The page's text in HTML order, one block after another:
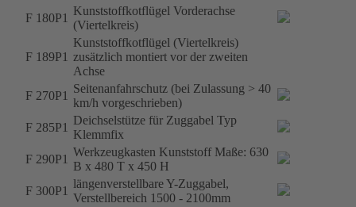
F 180P1
Kunststoffkotflügel Vorderachse
(Viertelkreis)
F 189P1
Kunststoffkotflügel (Viertelkreis)
zusätzlich montiert vor der zweiten
Achse
F 270P1
Seitenanfahrschutz (bei Zulassung > 40
km/h vorgeschrieben)
F 285P1
Deichselstütze für Zuggabel Typ
Klemmfix
F 290P1
Werkzeugkasten Kunststoff Maße: 630
B x 480 T x 450 H
F 300P1
längenverstellbare Y-Zuggabel,
Verstellbereich 1500 - 2100mm